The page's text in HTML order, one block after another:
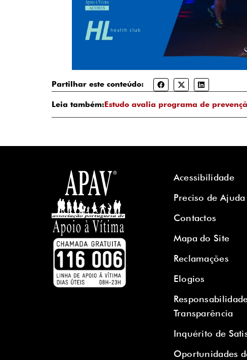
Partilhar este conteúdo:
Leia também:Estudo avalia programa de
Acessibilidade
Preciso de Ajuda
Contactos
Mapa do Site
Reclamações
Elogios
Transparência
Inquérito de
Oportunidades